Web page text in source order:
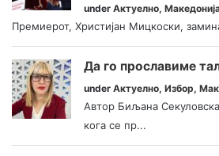
under Актуелно,
Премиерот, Христијан Мицкоски,
Да го прославиме
under Актуелно, Избор,
Автор Биљана
кога се пр...